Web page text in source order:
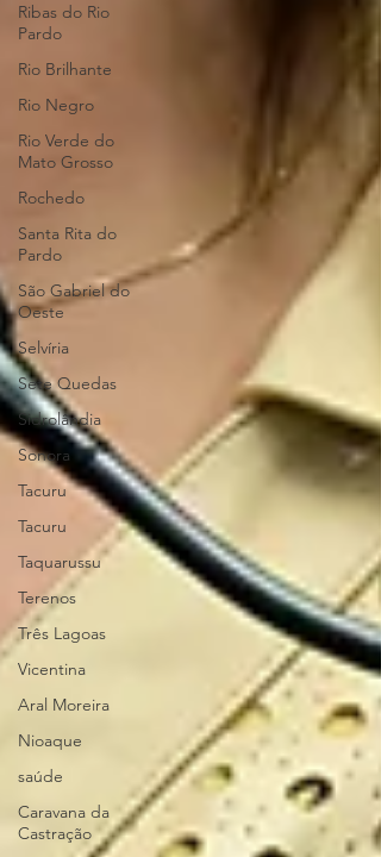
Ribas do Rio
Pardo
Rio Brilhante
Rio Negro
Rio Verde do
Mato Grosso
Rochedo
Santa Rita do
Pardo
São Gabriel do
Oeste
Selvíria
Sete Quedas
Sidrolândia
Sonora
Tacuru
Tacuru
Taquarussu
Terenos
Três Lagoas
Vicentina
Aral Moreira
Nioaque
saúde
Caravana da
Castração